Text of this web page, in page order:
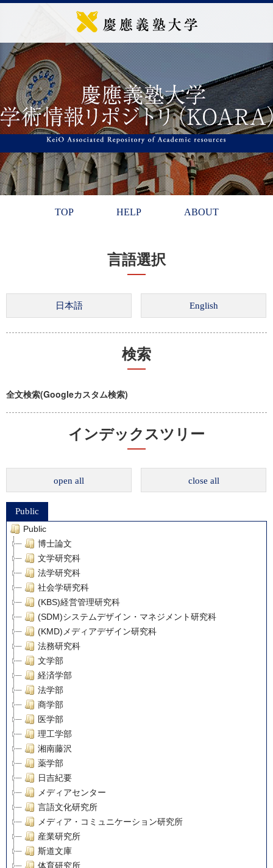
TOP HELP ABOUT
言語選択
検索
全文検索(Googleカスタム検索)
インデックスツリー
open all close all
Public
Public
博士論文
文学研究科
法学研究科
社会学研究科
(KBS)経営管理研究科
(SDM)システムデザイン・マネジメント研究科
(KMD)メディアデザイン研究科
法務研究科
文学部
経済学部
法学部
商学部
医学部
理工学部
湘南藤沢
薬学部
日吉紀要
メディアセンター
言語文化研究所
メディア・コミュニケーション研究所
産業研究所
斯道文庫
体育研究所